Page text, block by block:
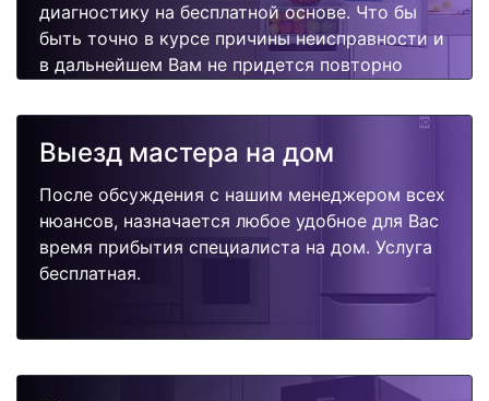
диагностику на бесплатной основе. Что бы
быть точно в курсе причины неисправности и
в дальнейшем Вам не придется повторно
поломок.
Выезд мастера на дом
После обсуждения с нашим менеджером всех
нюансов, назначается любое удобное для Вас
время прибытия специалиста на дом. Услуга
бесплатная.